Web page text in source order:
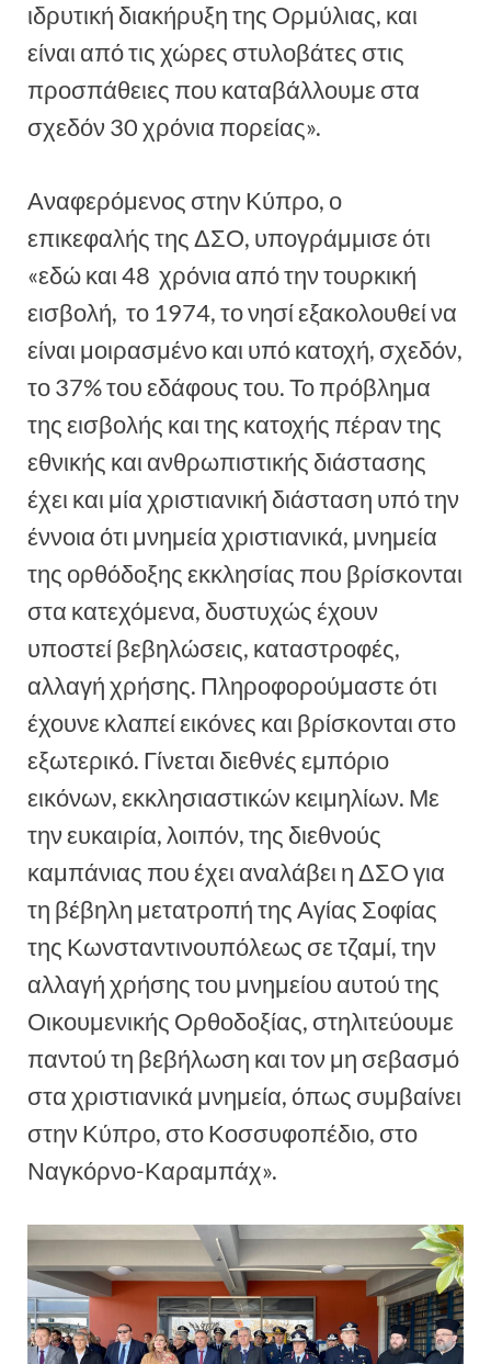
ιδρυτική διακήρυξη της Ορμύλιας, και
είναι από τις χώρες στυλοβάτες στις
προσπάθειες που καταβάλλουμε στα
σχεδόν 30 χρόνια πορείας».
Αναφερόμενος στην Κύπρο, ο
επικεφαλής της ΔΣΟ, υπογράμμισε ότι
«εδώ και 48 χρόνια από την τουρκική
εισβολή, το 1974, το νησί εξακολουθεί να
είναι μοιρασμένο και υπό κατοχή, σχεδόν,
το 37% του εδάφους του. Το πρόβλημα
της εισβολής και της κατοχής πέραν της
εθνικής και ανθρωπιστικής διάστασης
έχει και μία χριστιανική διάσταση υπό την
έννοια ότι μνημεία χριστιανικά, μνημεία
της ορθόδοξης εκκλησίας που βρίσκονται
στα κατεχόμενα, δυστυχώς έχουν
υποστεί βεβηλώσεις, καταστροφές,
αλλαγή χρήσης. Πληροφορούμαστε ότι
έχουνε κλαπεί εικόνες και βρίσκονται στο
εξωτερικό. Γίνεται διεθνές εμπόριο
εικόνων, εκκλησιαστικών κειμηλίων. Με
την ευκαιρία, λοιπόν, της διεθνούς
καμπάνιας που έχει αναλάβει η ΔΣΟ για
τη βέβηλη μετατροπή της Αγίας Σοφίας
της Κωνσταντινουπόλεως σε τζαμί, την
αλλαγή χρήσης του μνημείου αυτού της
Οικουμενικής Ορθοδοξίας, στηλιτεύουμε
παντού τη βεβήλωση και τον μη σεβασμό
στα χριστιανικά μνημεία, όπως συμβαίνει
στην Κύπρο, στο Κοσσυφοπέδιο, στο
Ναγκόρνο-Καραμπάχ».